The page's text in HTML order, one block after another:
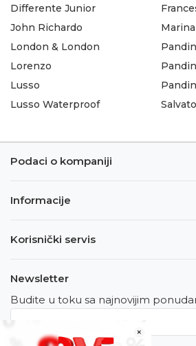
×
Differente Junior
John Richardo
London & London
Lorenzo
Lusso
Lusso Waterproof
Podaci o kompaniji
Informacije
Korisnički servis
Newsletter
Budite u toku sa najnovijim